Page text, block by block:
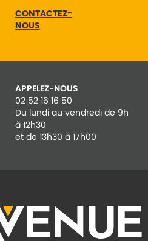
CONTACTEZ-
NOUS
APPELEZ-NOUS
02 52 16 16 50
Du lundi au vendredi de 9h
à 12h30
et de 13h30 à 17h00